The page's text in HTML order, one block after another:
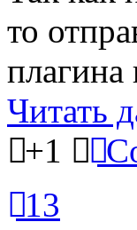
то
плагина
Читать
+1
13